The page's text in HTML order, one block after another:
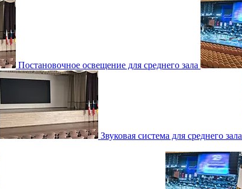
Постановочное освещение для среднего зала
Звуковая система для среднего зала